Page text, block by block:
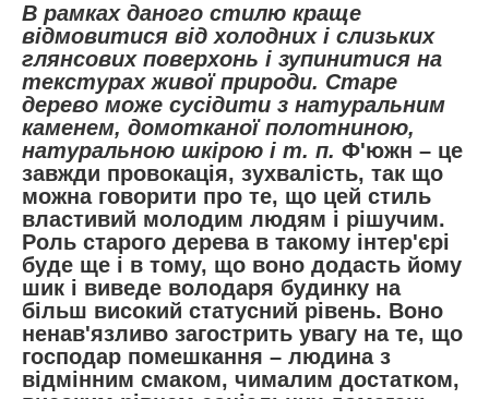
В рамках даного стилю краще
відмовитися від холодних і слизьких
глянсових поверхонь і зупинитися на
текстурах живої природи. Старе
дерево може сусідити з натуральним
каменем, домотканої полотниною,
натуральною шкірою і т. п. Ф'южн – це
завжди провокація, зухвалість, так що
можна говорити про те, що цей стиль
властивий молодим людям і рішучим.
Роль старого дерева в такому інтер'єрі
буде ще і в тому, що воно додасть йому
шик і виведе володаря будинку на
більш високий статусний рівень. Воно
ненав'язливо загострить увагу на те, що
господар помешкання – людина з
відмінним смаком, чималим достатком,